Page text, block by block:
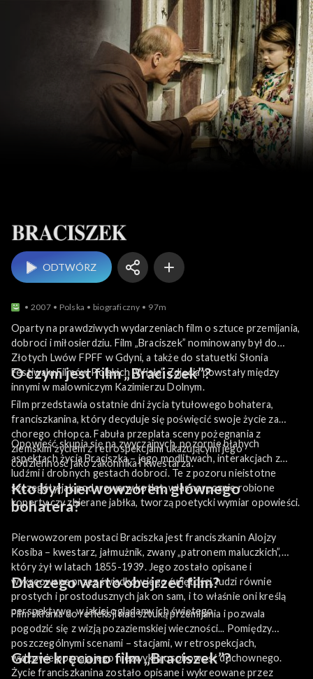
Braciszek
ODTWÓRZ
2007 Polska biograficzny 97m
Oparty na prawdziwych wydarzeniach film o sztuce przemijania,
dobroci i miłosierdziu. Film „Braciszek” nominowany był do
Złotych Lwów FPFF w Gdyni, a także do statuetki Słonia
Festiwalu Filmów Polskich „Wisła”. Zdjęcia powstały między
innymi w malowniczym Kazimierzu Dolnym.
O czym jest film „Braciszek”?
Film przedstawia ostatnie dni życia tytułowego bohatera,
franciszkanina, który decyduje się poświęcić swoje życie za
chorego chłopca. Fabuła przeplata sceny pożegnania z
ziemskim życiem z retrospekcjami ukazującymi jego
codzienność jako zakonnika i kwestarza.
Opowieść skupia się na zwyczajnych, pozornie błahych
aspektach życia Braciszka – jego modlitwach, interakcjach z
ludźmi i drobnych gestach dobroci. Te z pozoru nieistotne
szczegóły, jak podarowany kotlet, własnoręcznie robione
koperty czy zbierane jabłka, tworzą poetycki wymiar opowieści.
Kto był pierwowzorem głównego
bohatera?
Pierwowzorem postaci Braciszka jest franciszkanin Alojzy
Kosiba – kwestarz, jałmużnik, zwany „patronem maluczkich”,
który żył w latach 1855-1939. Jego zostało opisane i
wykreowane przez świadków jego świętości, ludzi równie
prostych i prostodusznych jak on sam, i to właśnie oni kreślą
perspektywę, w jakiej oglądamy ich świętego.
Dlaczego warto obejrzeć film?
Film skłania do refleksji nad sztuką przemijania i pozwala
pogodzić się z wizją pozaziemskiej wieczności... Pomiędzy
poszczególnymi scenami – stacjami, w retrospekcjach,
widzowie poznają jego niezwykłą osobowość duchownego.
Życie franciszkanina zostało opisane i wykreowane przez
Gdzie kręcono film „Braciszek”?